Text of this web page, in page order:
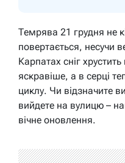
Темрява 21 грудня не
повертається, несучи
Карпатах сніг
яскравіше, а в серці
циклу. Чи відзначите
вийдете на вулицю –
вічне оновлення.